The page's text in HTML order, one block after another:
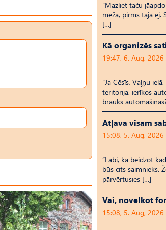
“Mazliet taču
meža, pirms tajā ej.
[…]
Kā organizēs
19:47, 6. Aug, 2026
“Ja Cēsīs, Vaļņu
teritorija, ierīkos
brauks
Atļāva visam
15:08, 5. Aug, 2026
“Labi, ka beidzot
būs cits saimnieks.
pārvērtusies […]
Vai, novelkot
15:08, 5. Aug, 2026